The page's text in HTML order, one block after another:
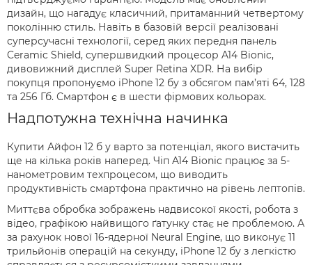
дизайн, що нагадує класичний, притаманний четвертому
поколінню стиль. Навіть в базовій версії реалізовані
суперсучасні технології, серед яких передня панель
Ceramic Shield, супершвидкий процесор A14 Bionic,
дивовижний дисплей Super Retina XDR. На вибір
покупця пропонуємо iPhone 12 бу з обсягом пам’яті 64, 128
та 256 Гб. Смартфон є в шести фірмових кольорах.
Надпотужна технічна начинка
Купити Айфон 12 б у варто за потенціал, якого вистачить
ще на кілька років наперед. Чіп A14 Bionic працює за 5-
нанометровим техпроцесом, що виводить
продуктивність смартфона практично на рівень лептопів.
Миттєва обробка зображень надвисокої якості, робота з
відео, графікою найвищого ґатунку стає не проблемою. А
за рахунок нової 16-ядерної Neural Engine, що виконує 11
трильйонів операцій на секунду, iPhone 12 бу з легкістю